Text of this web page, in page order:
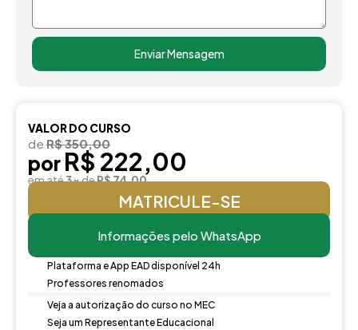
Enviar Mensagem
VALOR DO CURSO
de R$ 350,00
por R$ 222,00
em até3xdeR$ 74,00
MATRICULE-SE
Informações pelo WhatsApp
Plataforma e App EAD disponível 24h
Professores renomados
Veja a autorização do curso no MEC
Seja um Representante Educacional